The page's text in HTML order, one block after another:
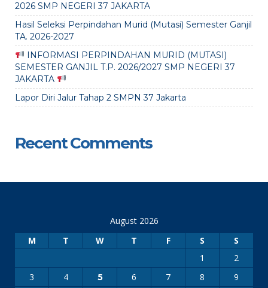
2026 SMP NEGERI 37 JAKARTA
Hasil Seleksi Perpindahan Murid (Mutasi) Semester Ganjil
TA. 2026-2027
INFORMASI PERPINDAHAN MURID (MUTASI)
SEMESTER GANJIL T.P. 2026/2027 SMP NEGERI 37
JAKARTA
Lapor Diri Jalur Tahap 2 SMPN 37 Jakarta
Recent Comments
August 2026
M
T W T F S
S
1
2
3
4 5 6 7 8
9